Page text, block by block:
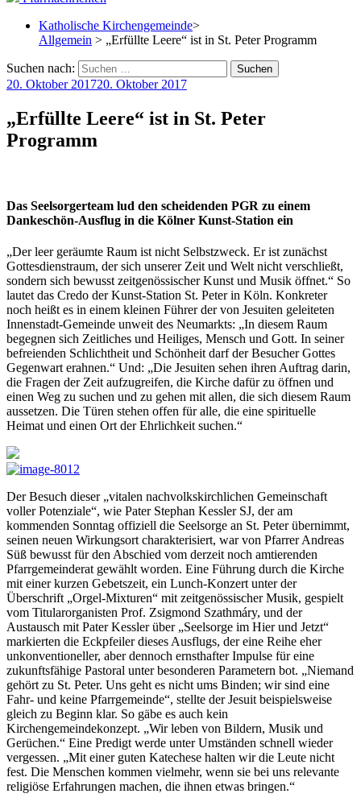
Katholische Kirchengemeinde>
Allgemein > „Erfüllte Leere“ ist in St. Peter Programm
Suchen nach:
20. Oktober 201720. Oktober 2017
„Erfüllte Leere“ ist in St. Peter
Programm
Das Seelsorgerteam lud den scheidenden PGR zu einem
Dankeschön-Ausflug in die Kölner Kunst-Station ein
„Der leer geräumte Raum ist nicht Selbstzweck. Er ist zunächst
Gottesdienstraum, der sich unserer Zeit und Welt nicht verschließt,
sondern sich bewusst zeitgenössischer Kunst und Musik öffnet.“ So
lautet das Credo der Kunst-Station St. Peter in Köln. Konkreter
noch heißt es in einem kleinen Führer der von Jesuiten geleiteten
Innenstadt-Gemeinde unweit des Neumarkts: „In diesem Raum
begegnen sich Zeitliches und Heiliges, Mensch und Gott. In seiner
befreienden Schlichtheit und Schönheit darf der Besucher Gottes
Gegenwart erahnen.“ Und: „Die Jesuiten sehen ihren Auftrag darin,
die Fragen der Zeit aufzugreifen, die Kirche dafür zu öffnen und
einen Weg zu suchen und zu gehen mit allen, die sich diesem Raum
aussetzen. Die Türen stehen offen für alle, die eine spirituelle
Heimat und einen Ort der Ehrlichkeit suchen.“
Der Besuch dieser „vitalen nachvolkskirchlichen Gemeinschaft
voller Potenziale“, wie Pater Stephan Kessler SJ, der am
kommenden Sonntag offiziell die Seelsorge an St. Peter übernimmt,
seinen neuen Wirkungsort charakterisiert, war von Pfarrer Andreas
Süß bewusst für den Abschied vom derzeit noch amtierenden
Pfarrgemeinderat gewählt worden. Eine Führung durch die Kirche
mit einer kurzen Gebetszeit, ein Lunch-Konzert unter der
Überschrift „Orgel-Mixturen“ mit zeitgenössischer Musik, gespielt
vom Titularorganisten Prof. Zsigmond Szathmáry, und der
Austausch mit Pater Kessler über „Seelsorge im Hier und Jetzt“
markierten die Eckpfeiler dieses Ausflugs, der eine Reihe eher
unkonventioneller, aber dennoch ernsthafter Impulse für eine
zukunftsfähige Pastoral unter besonderen Parametern bot. „Niemand
gehört zu St. Peter. Uns geht es nicht ums Binden; wir sind eine
Fahr- und keine Pfarrgemeinde“, stellte der Jesuit beispielsweise
gleich zu Beginn klar. So gäbe es auch kein
Kirchengemeindekonzept. „Wir leben von Bildern, Musik und
Gerüchen.“ Eine Predigt werde unter Umständen schnell wieder
vergessen. „Mit einer guten Katechese halten wir die Leute nicht
fest. Die Menschen kommen vielmehr, wenn sie bei uns relevante
religiöse Erfahrungen machen, die ihnen etwas bringen.“